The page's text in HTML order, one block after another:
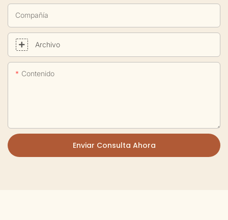
Compañía
Archivo
Contenido
Enviar Consulta Ahora